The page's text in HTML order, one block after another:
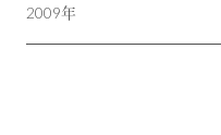
2009年